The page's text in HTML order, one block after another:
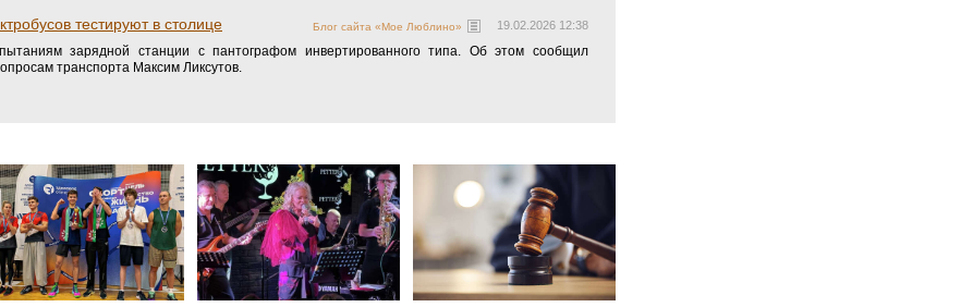
19.02.2026 12:38
Блог сайта «Мое Люблино»
тестируют в столице
зарядной станции с пантографом инвертированного типа. Об этом сообщил
транспорта Максим Ликсутов.